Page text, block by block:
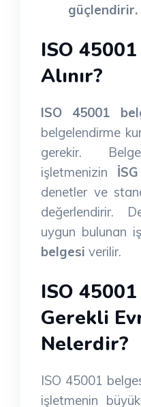
güçlendirir.
ISO
Alınır?
ISO 45001
belgelendirme
gerekir.
işletmenizin
denetler ve
değerlendirir.
uygun bulunan
belgesi verilir.
ISO
Gerekli
Nelerdir?
ISO 45001
işletmenin